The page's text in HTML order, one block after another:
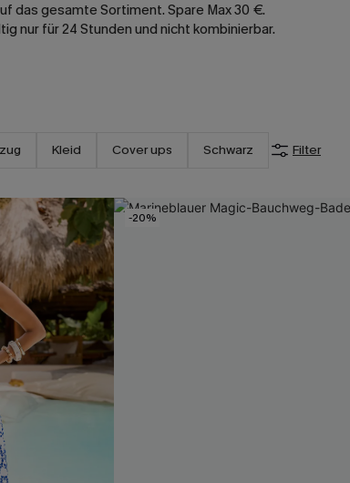
das gesamte Sortiment. Spare Max 30 €.
nur für 24 Stunden und nicht kombinierbar.
Kleid Cover ups Schwarz Filter
-20%